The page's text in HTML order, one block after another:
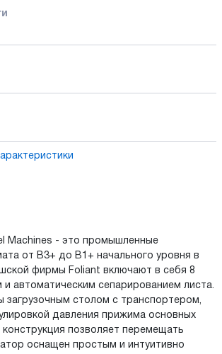
Machines - это промышленные
от В3+ до В1+ начального уровня в
фирмы Foliant включают в себя 8
автоматическим сепарированием листа.
столом с транспортером,
давления прижима основных
позволяет перемещать
оснащен простым и интуитивно